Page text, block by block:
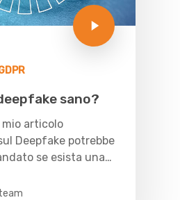
sano?
articolo
Deepfake potrebbe
se esista una…